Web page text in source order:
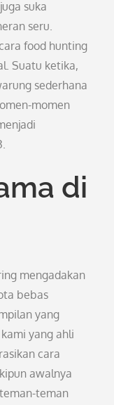
suka
seru.
food hunting
Suatu ketika,
sederhana
momen
di
mengadakan
bebas
yang
yang ahli
cara
awalnya
teman